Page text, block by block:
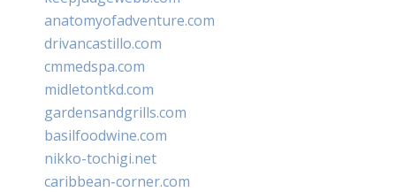
anatomyofadventure.com
drivancastillo.com
cmmedspa.com
midletontkd.com
gardensandgrills.com
basilfoodwine.com
nikko-tochigi.net
caribbean-corner.com